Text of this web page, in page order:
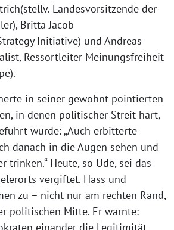
Landesvorsitzende der
Britta Jacob
Initiative) und Andreas
Ressortleiter Meinungsfreiheit
in seiner gewohnt pointierten
in denen politischer Streit hart,
wurde: „Auch erbitterte
danach in die Augen sehen und
trinken.“ Heute, so Ude, sei das
vergiftet. Hass und
zu – nicht nur am rechten Rand,
politischen Mitte. Er warnte:
einander die Legitimität